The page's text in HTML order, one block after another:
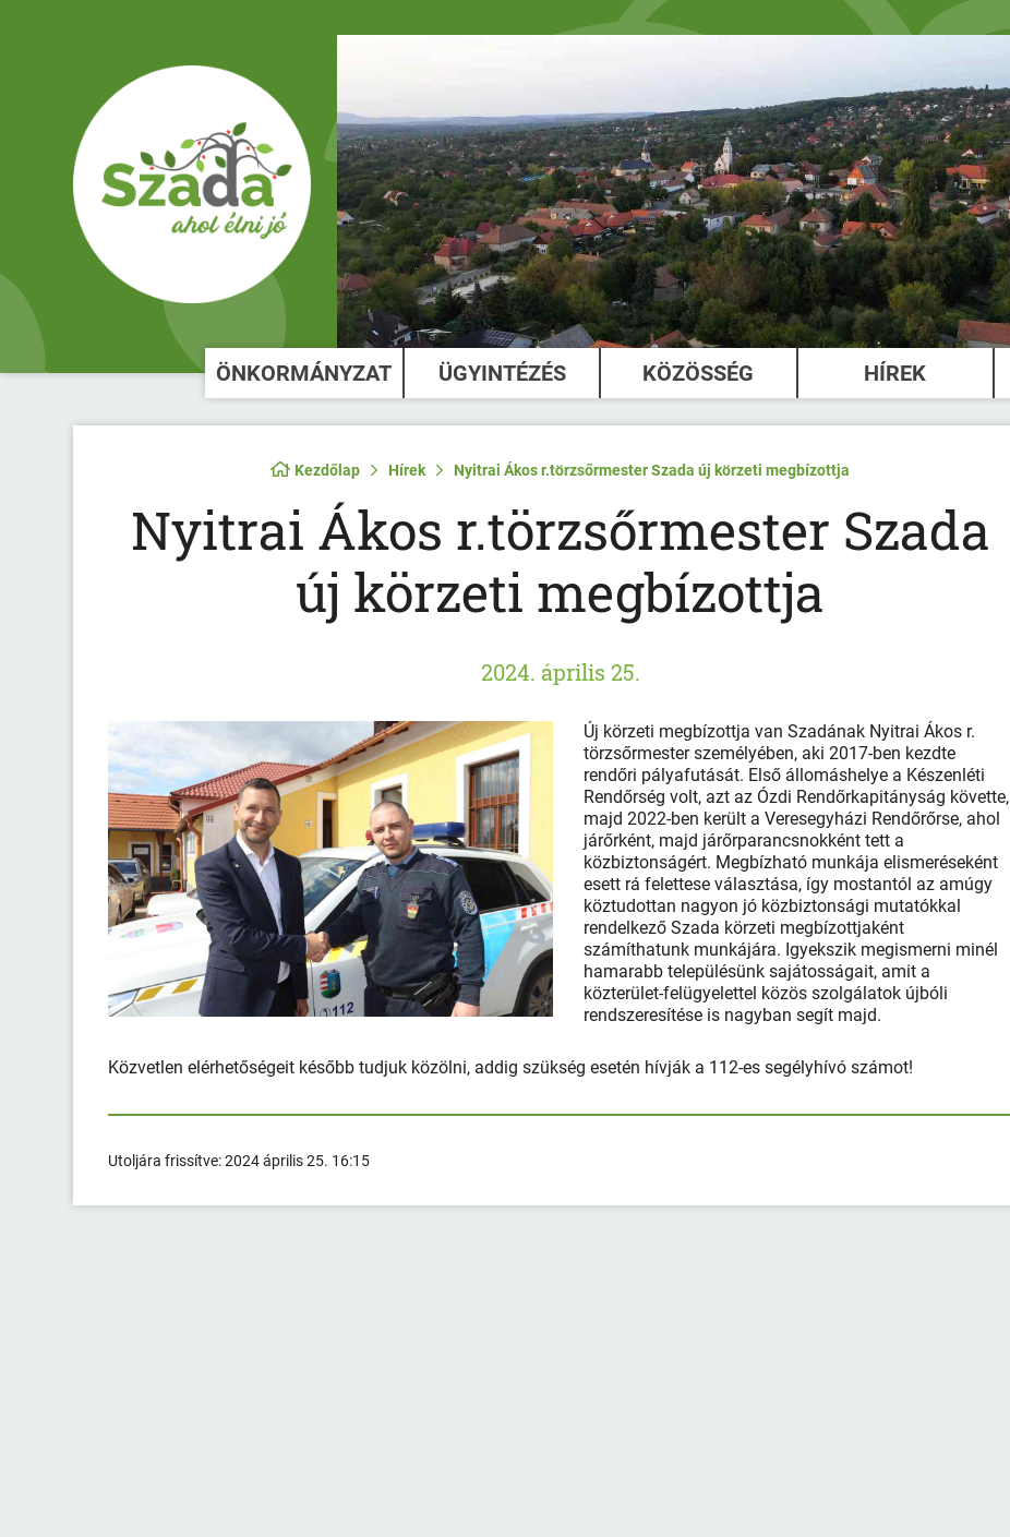
ÖNKORMÁNYZAT ÜGYINTÉZÉS KÖZÖSSÉG HÍREK
Kezdőlap Hírek Nyitrai Ákos r.törzsőrmester Szada új körzeti megbízottja
Nyitrai Ákos r.törzsőrmester Szada
új körzeti megbízottja
2024. április 25.
Új körzeti megbízottja van Szadának Nyitrai Ákos r.
törzsőrmester személyében, aki 2017-ben kezdte
rendőri pályafutását. Első állomáshelye a Készenléti
Rendőrség volt, azt az Ózdi Rendőrkapitányság követte,
majd 2022-ben került a Veresegyházi Rendőrőrse, ahol
járőrként, majd járőrparancsnokként tett a
közbiztonságért. Megbízható munkája elismeréseként
esett rá felettese választása, így mostantól az amúgy
köztudottan nagyon jó közbiztonsági mutatókkal
rendelkező Szada körzeti megbízottjaként
számíthatunk munkájára. Igyekszik megismerni minél
hamarabb településünk sajátosságait, amit a
közterület-felügyelettel közös szolgálatok újbóli
rendszeresítése is nagyban segít majd.
Közvetlen elérhetőségeit később tudjuk közölni, addig szükség esetén hívják a 112-es segélyhívó számot!
Utoljára frissítve:2024 április 25. 16:15